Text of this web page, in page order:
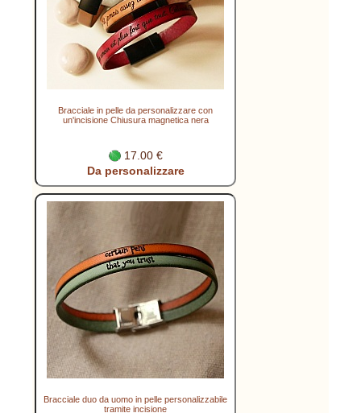
Bracciale in pelle da personalizzare con
un'incisione Chiusura magnetica nera
17.00 €
Da personalizzare
Bracciale duo da uomo in pelle personalizzabile
tramite incisione